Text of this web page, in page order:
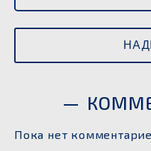
Пока нет